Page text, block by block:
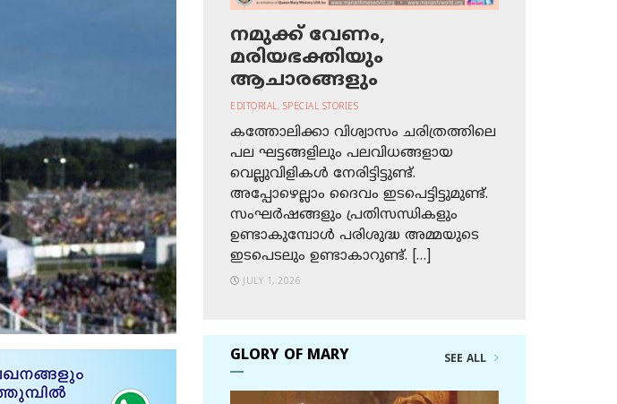
നമുക്ക് വേണം,
മരിയഭക്തിയും
ആചാരങ്ങളും
EDITORIAL, SPECIAL STORIES
കത്തോലിക്കാ വിശ്വാസം ചരിത്രത്തിലെ
പല ഘട്ടങ്ങളിലും പലവിധങ്ങളായ
വെല്ലുവിളികള്‍ നേരിട്ടിട്ടുണ്ട്.
അപ്പോഴെല്ലാം ദൈവം ഇടപെട്ടിട്ടുമുണ്ട്.
സംഘര്‍ഷങ്ങളും പ്രതിസന്ധികളും
ഉണ്ടാകുമ്പോള്‍ പരിശുദ്ധ അമ്മയുടെ
ഇടപെടലും ഉണ്ടാകാറുണ്ട്. […]
JULY 1, 2026
GLORY OF MARY SEE ALL